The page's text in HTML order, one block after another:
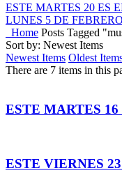
ESTE MARTES 20 ES
LUNES 5 DE
Home Posts Tagged
Sort by: Newest Items
Newest Items Oldest
There are 7 items in this
ESTE MARTES
ESTE VIERNES